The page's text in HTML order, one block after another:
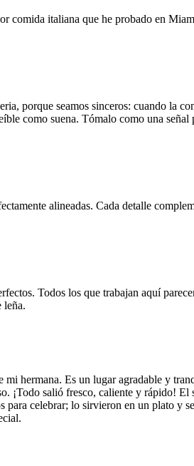
comida italiana que he probado en
porque seamos sinceros: cuando la
como suena. Tómalo como una
alineadas. Cada detalle
Todos los que trabajan aquí
leña.
hermana. Es un lugar agradable y
¡Todo salió fresco, caliente y rápido!
celebrar; lo sirvieron en un plato y